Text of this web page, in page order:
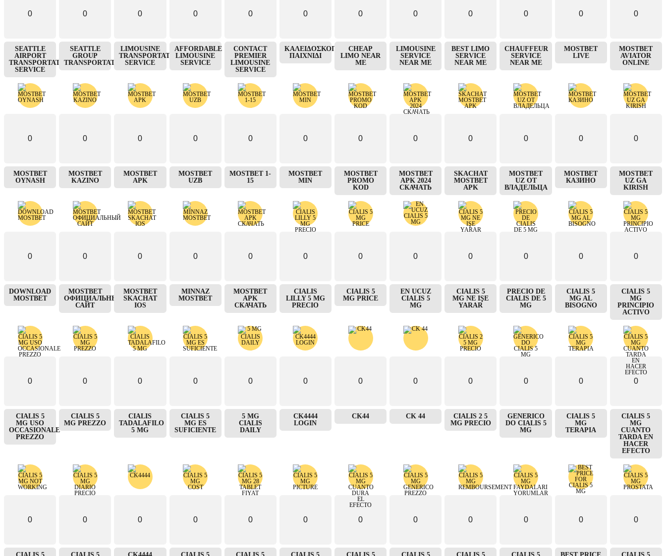
0
SEATTLE
AIRPORT
TRANSPORTATION
SERVICE
0
SEATTLE
GROUP
TRANSPORTATION
0
LIMOUSINE
TRANSPORTATION
SERVICE
0
AFFORDABLE
LIMOUSINE
SERVICE
0
CONTACT
PREMIER
LIMOUSINE
SERVICE
0
ΚΑΛΕΙΔΟΣΚΟΠΙΟ
ΠΑΙΧΝΙΔΙ
0
CHEAP
LIMO NEAR
ME
0
LIMOUSINE
SERVICE
NEAR ME
0
BEST LIMO
SERVICE
NEAR ME
0
CHAUFFEUR
SERVICE
NEAR ME
0
MOSTBET
LIVE
0
MOSTBET
AVIATOR
ONLINE
0
MOSTBET
OYNASH
0
MOSTBET
KAZINO
0
MOSTBET
APK
0
MOSTBET
UZB
0
MOSTBET 1-
15
0
MOSTBET
MIN
0
MOSTBET
PROMO
KOD
0
MOSTBET
APK 2024
СКАЧАТЬ
0
SKACHAT
MOSTBET
APK
0
MOSTBET
UZ ОТ
ВЛАДЕЛЬЦА
0
MOSTBET
КАЗИНО
0
MOSTBET
UZ GA
KIRISH
0
DOWNLOAD
MOSTBET
0
MOSTBET
ОФИЦИАЛЬНЫЙ
САЙТ
0
MOSTBET
SKACHAT
IOS
0
MINNAZ
MOSTBET
0
MOSTBET
APK
СКАЧАТЬ
0
CIALIS
LILLY 5 MG
PRECIO
0
CIALIS 5
MG PRICE
0
EN UCUZ
CIALIS 5
MG
0
CIALIS 5
MG NE IŞE
YARAR
0
PRECIO DE
CIALIS DE 5
MG
0
CIALIS 5
MG AL
BISOGNO
0
CIALIS 5
MG
PRINCIPIO
ACTIVO
0
CIALIS 5
MG USO
OCCASIONALE
PREZZO
0
CIALIS 5
MG PREZZO
0
CIALIS
TADALAFILO
5 MG
0
CIALIS 5
MG ES
SUFICIENTE
0
5 MG
CIALIS
DAILY
0
CK4444
LOGIN
0
CK44
0
CK 44
0
CIALIS 2 5
MG PRECIO
0
GENERICO
DO CIALIS 5
MG
0
CIALIS 5
MG
TERAPIA
0
CIALIS 5
MG
CUANTO
TARDA EN
HACER
EFECTO
0 0 0 0 0 0 0 0 0 0 0 0